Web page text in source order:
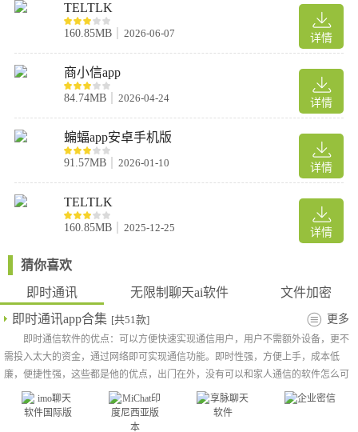
详情
TELTLK
160.85MB 2026-06-07
详情
商小信app
84.74MB 2026-04-24
详情
蝙蝠app安卓手机版
91.57MB 2026-01-10
详情
TELTLK
160.85MB 2025-12-25
猜你喜欢
即时通讯
无限制聊天ai软件
文件加密
即时通讯app合集 [共51款] 更多
即时通信软件的优点：可以方便快速实现通信用户，用户不需额外设备，更不
需投入太大的资金，通过网络即可实现通信功能。即时性强，方便上手，成本低
廉，便捷性强，这些都是他的优点，出门在外，没有可以和家人通信的软件怎么可
以，快来看看小编为大家带来的几款出色的即时通讯软件吧！